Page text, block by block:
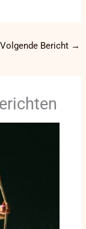
Volgende Bericht →